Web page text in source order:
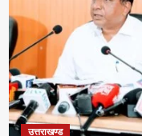
उत्तराखण्ड